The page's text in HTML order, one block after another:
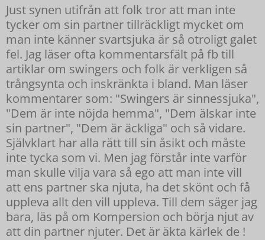
Just synen utifrån att folk tror att man inte
tycker om sin partner tillräckligt mycket om
man inte känner svartsjuka är så otroligt galet
fel. Jag läser ofta kommentarsfält på fb till
artiklar om swingers och folk är verkligen så
trångsynta och inskränkta i bland. Man läser
kommentarer som: "Swingers är sinnessjuka",
"Dem är inte nöjda hemma", "Dem älskar inte
sin partner", "Dem är äckliga" och så vidare.
Självklart har alla rätt till sin åsikt och måste
inte tycka som vi. Men jag förstår inte varför
man skulle vilja vara så ego att man inte vill
att ens partner ska njuta, ha det skönt och få
uppleva allt den vill uppleva. Till dem säger jag
bara, läs på om Kompersion och börja njut av
att din partner njuter. Det är äkta kärlek de !